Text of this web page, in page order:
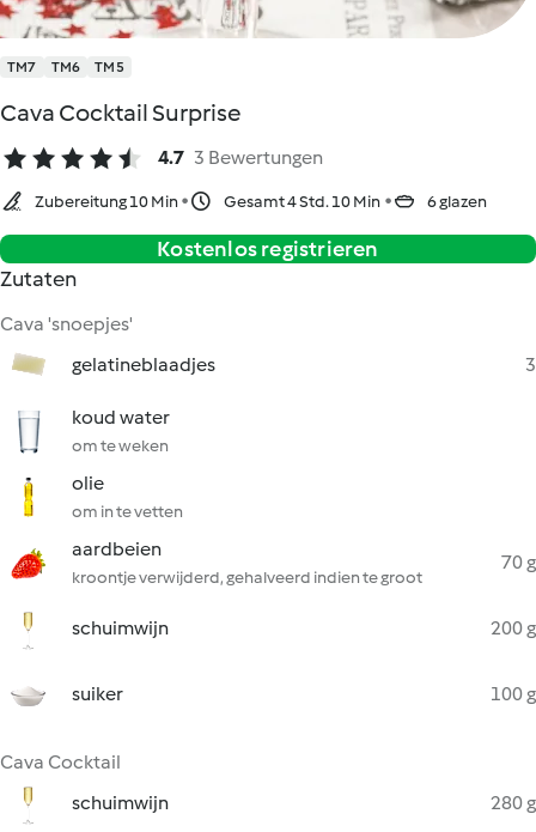
TM7 TM6 TM5
Cava Cocktail Surprise
4.7 3 Bewertungen
Zubereitung 10 Min Gesamt 4 Std. 10 Min 6 glazen
Kostenlos registrieren
Zutaten
Cava 'snoepjes'
gelatineblaadjes
3
koud water
om te weken
olie
om in te vetten
aardbeien
kroontje verwijderd, gehalveerd indien te groot
70 g
schuimwijn 200 g
suiker 100 g
Cava Cocktail
schuimwijn
280 g